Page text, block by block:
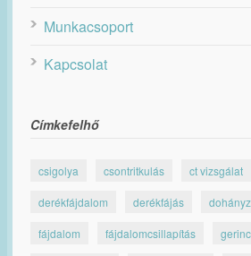
Munkacsoport
Kapcsolat
Címkefelhő
csigolya csontritkulás ct vizsgálat
derékfájdalom derékfájás
fájdalom fájdalomcsillapítás gerinc